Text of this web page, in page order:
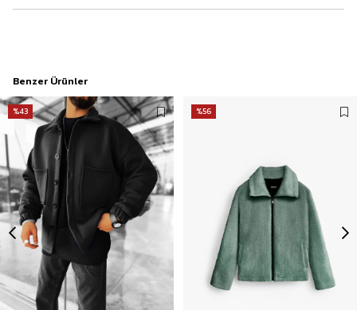
Benzer Ürünler
%43 %56